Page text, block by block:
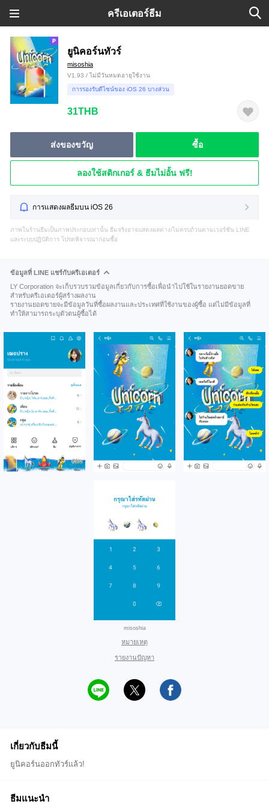
ครีเอเตอร์ธีม
ยูนิคอร์นทัวร์
misoshia
V1.93 / ไม่มีวันหมดอายุใช้งาน
การรองรับดีไซน์ของ iOS 26 บางส่วน
31THB
ส่งของขวัญ ซื้อ
ลองใช้สติกเกอร์ & ธีมไม่อั้น ฟรี!
การแสดงผลธีมบน iOS 26
ภาพในร้านธีมเป็นภาพประกอบเท่านั้น ธีมจริงอาจแสดงผลต่าง/ไม่ครบถ้วนตามเวอร์ชัน LINE
และระบบปฏิบัติการ โปรดพิจารณาก่อนซื้อ
ข้อมูลที่ LINE แชร์กับครีเอเตอร์
LY Corporation จะเก็บรวบรวมข้อมูลเกี่ยวกับการซื้อเพื่อนำไปใช้ในรายงานยอดขาย
สำหรับครีเอเตอร์ผู้สร้างผลงาน
รายงานยอดขายจะมีข้อมูลวันที่ซื้อผลงานและประเทศที่ใช้งานของผู้ซื้อ แต่ไม่มีข้อมูลที่
ทำให้สามารถระบุตัวตนผู้ซื้อได้
misoshia
หมายเหตุ
รายงานปัญหา
เกี่ยวกับธีมนี้
ยูนิคอร์นออกทัวร์แล้ว!
ธีมแนะนำ